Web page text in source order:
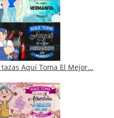
Aquí Toma El Mejor…